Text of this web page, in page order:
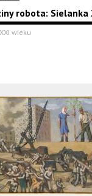
robota: Sielanka
wieku